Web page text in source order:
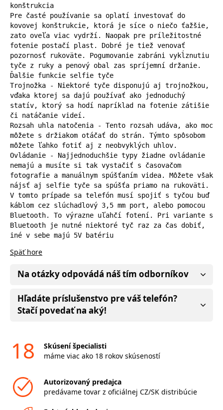
konštrukcia
Pre časté používanie sa oplatí investovať do
kovovej konštrukcie, ktorá je síce o niečo ťažšie,
zato oveľa viac vydrží. Naopak pre príležitostné
fotenie postačí plast. Dobré je tiež venovať
pozornosť rukoväte. Pogumovanie zabráni vykĺznutiu
tyče z ruky a penový obal zas spríjemní držanie.
Ďalšie funkcie selfie tyče
Trojnožka - Niektoré tyče disponujú aj trojnožkou,
vďaka ktorej sa dajú používať ako jednoduchý
statív, ktorý sa hodí napríklad na fotenie zátišie
či natáčanie videí.
Rozsah uhla natočenia - Tento rozsah udáva, ako moc
môžete s držiakom otáčať do strán. Týmto spôsobom
môžete ľahko fotiť aj z neobvyklých uhlov.
Ovládanie - Najjednoduchšie typy žiadne ovládanie
nemajú a musíte si tak vystačiť s časovačom
fotografie a manuálnym spúšťaním videa. Môžete však
nájsť aj selfie tyče sa spúšťa priamo na rukoväti.
V tomto prípade sa telefón musí spojiť s tyčou buď
káblom cez slúchadlový 3,5 mm port, alebo pomocou
Bluetooth. To výrazne uľahčí fotení. Pri variante s
Bluetooth je nutné niektoré tyč raz za čas dobiť,
iné v sebe majú 5V batériu
Späť hore
Na otázky odpovádá náš tím odborníkov
Hľadáte príslušenstvo pre váš telefón?
Stačí povedať na aký!
18
Skúsení špecialisti
máme viac ako 18 rokov skúseností
Autorizovaný predajca
predávame tovar z oficiálnej CZ/SK distribúcie